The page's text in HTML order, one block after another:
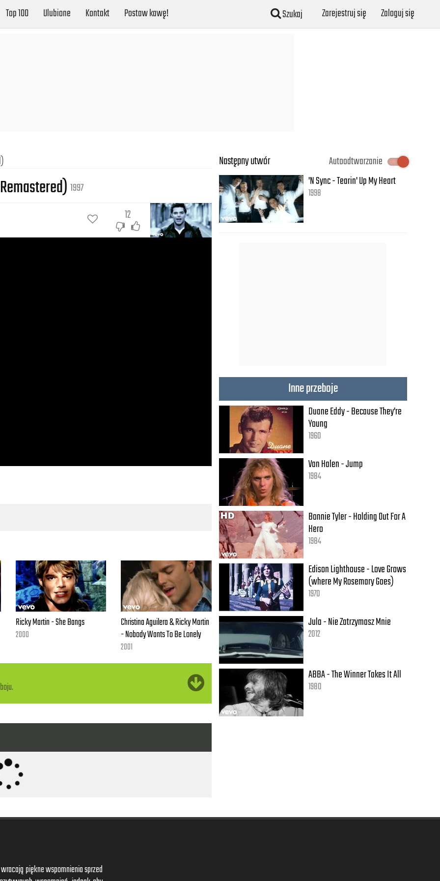
Top 100 Ulubione Kontakt Postaw kawę! Szukaj Zarejestruj się Zaloguj się
1997
12
Ricky Martin - She Bangs
2000
Christina Aguilera & Ricky Martin
- Nobody Wants To Be Lonely
2001
Następny utwór
Autoodtwarzanie
'N Sync - Tearin' Up My Heart
1998
Inne przeboje
Duane Eddy - Because They're
Young
1960
Van Halen - Jump
1984
Bonnie Tyler - Holding Out For A
Hero
1984
Edison Lighthouse - Love Grows
(where My Rosemary Goes)
1970
Jula - Nie Zatrzymasz Mnie
2012
ABBA - The Winner Takes It All
1980
piękne wspomnienia sprzed